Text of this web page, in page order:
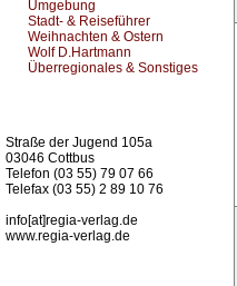
Umgebung
Stadt- & Reiseführer
Weihnachten & Ostern
Wolf D.Hartmann
Überregionales & Sonstiges
Straße der Jugend 105a
03046 Cottbus
Telefon (03 55) 79 07 66
Telefax (03 55) 2 89 10 76
info[at]regia-verlag.de
www.regia-verlag.de